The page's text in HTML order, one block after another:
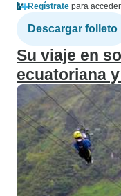
Regístrate para
Descargar folleto
Su viaje en
ecuatoriana